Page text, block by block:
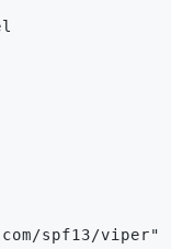
spf13/viper"